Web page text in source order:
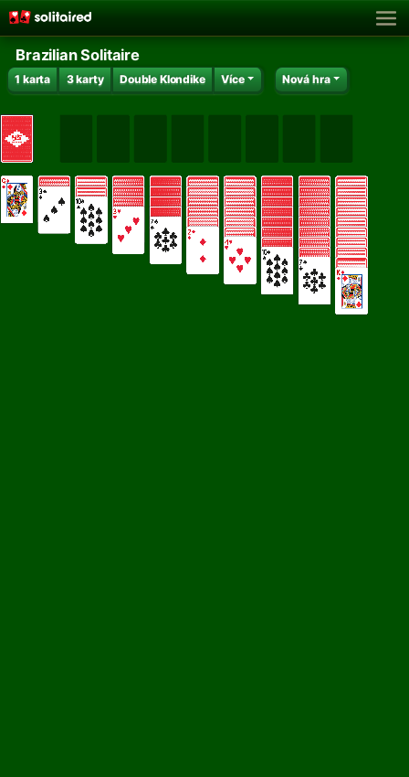
Brazilian Solitaire
1 karta 3 karty Double Klondike Více Nová hra